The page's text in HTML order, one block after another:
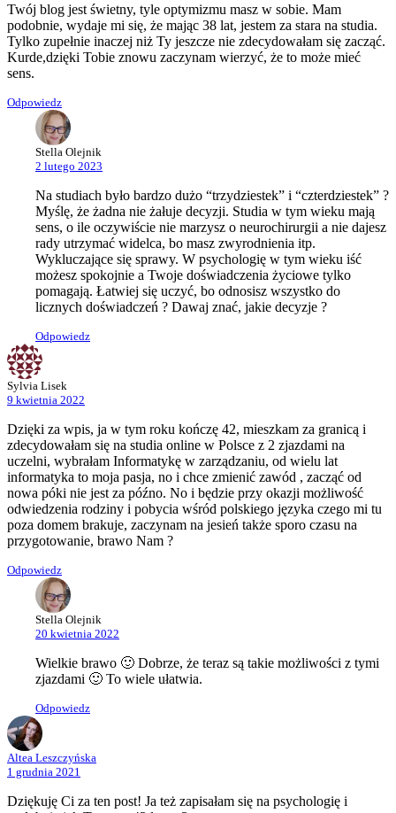
Twój blog jest świetny, tyle optymizmu masz w sobie. Mam
podobnie, wydaje mi się, że mając 38 lat, jestem za stara na studia.
Tylko zupełnie inaczej niż Ty jeszcze nie zdecydowałam się zacząć.
Kurde,dzięki Tobie znowu zaczynam wierzyć, że to może mieć
sens.
Odpowiedz
Stella Olejnik
2 lutego 2023
Na studiach było bardzo dużo “trzydziestek” i “czterdziestek” ?
Myślę, że żadna nie żałuje decyzji. Studia w tym wieku mają
sens, o ile oczywiście nie marzysz o neurochirurgii a nie dajesz
rady utrzymać widelca, bo masz zwyrodnienia itp.
Wykluczające się sprawy. W psychologię w tym wieku iść
możesz spokojnie a Twoje doświadczenia życiowe tylko
pomagają. Łatwiej się uczyć, bo odnosisz wszystko do
licznych doświadczeń ? Dawaj znać, jakie decyzje ?
Odpowiedz
Sylvia Lisek
9 kwietnia 2022
Dzięki za wpis, ja w tym roku kończę 42, mieszkam za granicą i
zdecydowałam się na studia online w Polsce z 2 zjazdami na
uczelni, wybrałam Informatykę w zarządzaniu, od wielu lat
informatyka to moja pasja, no i chce zmienić zawód , zacząć od
nowa póki nie jest za późno. No i będzie przy okazji możliwość
odwiedzenia rodziny i pobycia wśród polskiego języka czego mi tu
poza domem brakuje, zaczynam na jesień także sporo czasu na
przygotowanie, brawo Nam ?
Odpowiedz
Stella Olejnik
20 kwietnia 2022
Wielkie brawo 🙂 Dobrze, że teraz są takie możliwości z tymi
zjazdami 🙂 To wiele ułatwia.
Odpowiedz
Altea Leszczyńska
1 grudnia 2021
Dziękuję Ci za ten post! Ja też zapisałam się na psychologię i